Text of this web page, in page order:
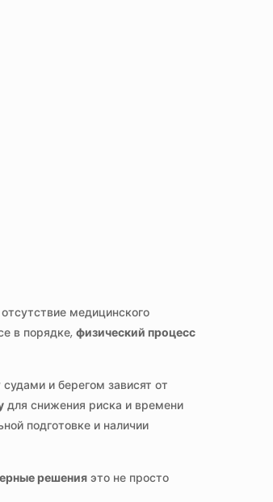
медицинского
в порядке,физический процесс
и берегом зависят от
для снижения риска и времени
подготовке и наличии
решенияэто не просто